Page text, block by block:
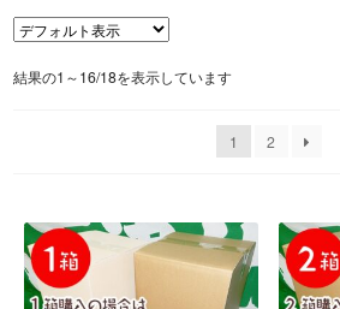
ン
へ
ス
ス
キ
ッ
結果の1～16/18を表示しています
1 2